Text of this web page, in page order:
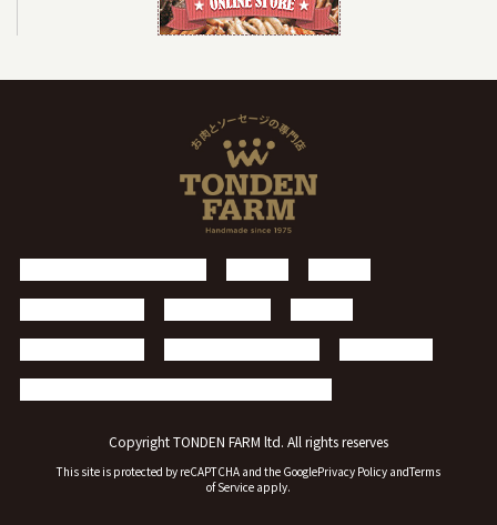
Copyright TONDEN FARM ltd. All rights reserves
This site is protected by reCAPTCHA and the GooglePrivacy Policy andTerms
of Service apply.